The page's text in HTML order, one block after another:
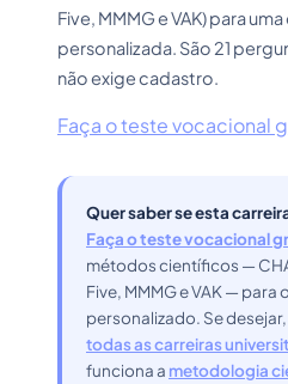
Five, MMMG e VAK) para
personalizada. São 21
não exige cadastro.
Faça o teste vocacional
Quer saber se esta
Faça o teste vocacional
métodos científicos —
Five, MMMG e VAK — para
personalizado. Se
todas as carreiras
funciona a metodologia